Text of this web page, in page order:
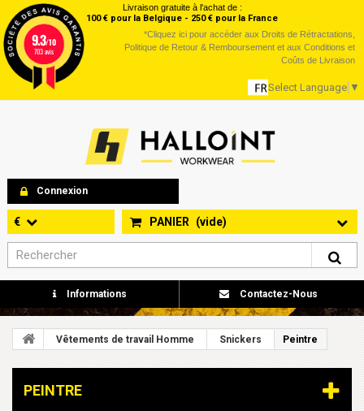
Livraison gratuite à l'achat de :
100 € pour la Belgique - 250 € pour la France
*Cliquez ici pour accéder aux Droits de Rétractations,
Politique de Retour & Remboursement et aux Conditions et
Coûts de Livraison
Select Language ▼
Connexion
PANIER (vide)
€
Informations Contactez-Nous
Vêtements de travail Homme Snickers Peintre
PEINTRE
9.3/10
703 avis